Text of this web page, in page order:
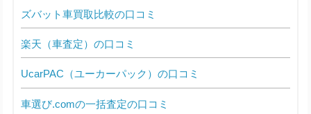
ズバット車買取比較の口コミ
楽天（車査定）の口コミ
UcarPAC（ユーカーパック）の口コミ
車選び.comの一括査定の口コミ